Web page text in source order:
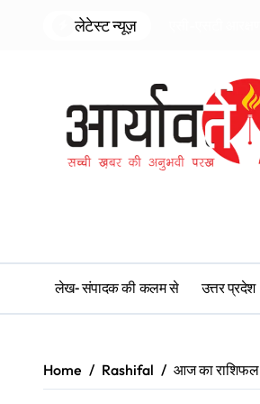
लेटेस्ट न्यूज़
लेख- संपादक की कलम से उत्तर प्रदेश
Home Rashifal आज का राशिफल